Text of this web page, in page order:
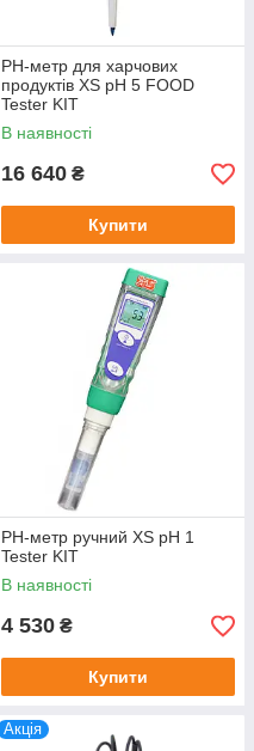
PH-метр для харчових
продуктів XS pH 5 FOOD
Tester KIT
В наявності
16 640 ₴
Купити
PH-метр ручний XS pH 1
Tester KIT
В наявності
4 530 ₴
Купити
Акція